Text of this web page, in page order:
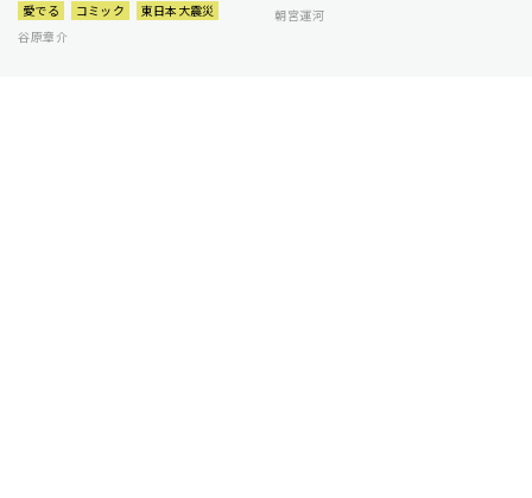
愛でる コミック
東日本大震災
谷原章介
朝宮運河